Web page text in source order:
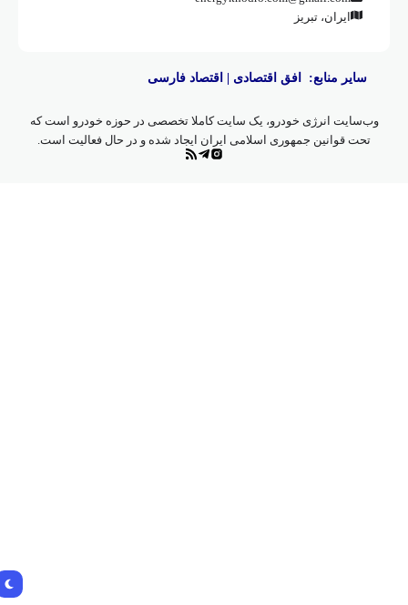
ایران، تبریز
سایر منابع:افق اقتصادی|اقتصاد فارسی
وب‌سایت انرژی خودرو، یک سایت کاملا تخصصی در حوزه خودرو است که
تحت قوانین جمهوری اسلامی ایران ایجاد شده و در حال فعالیت است.